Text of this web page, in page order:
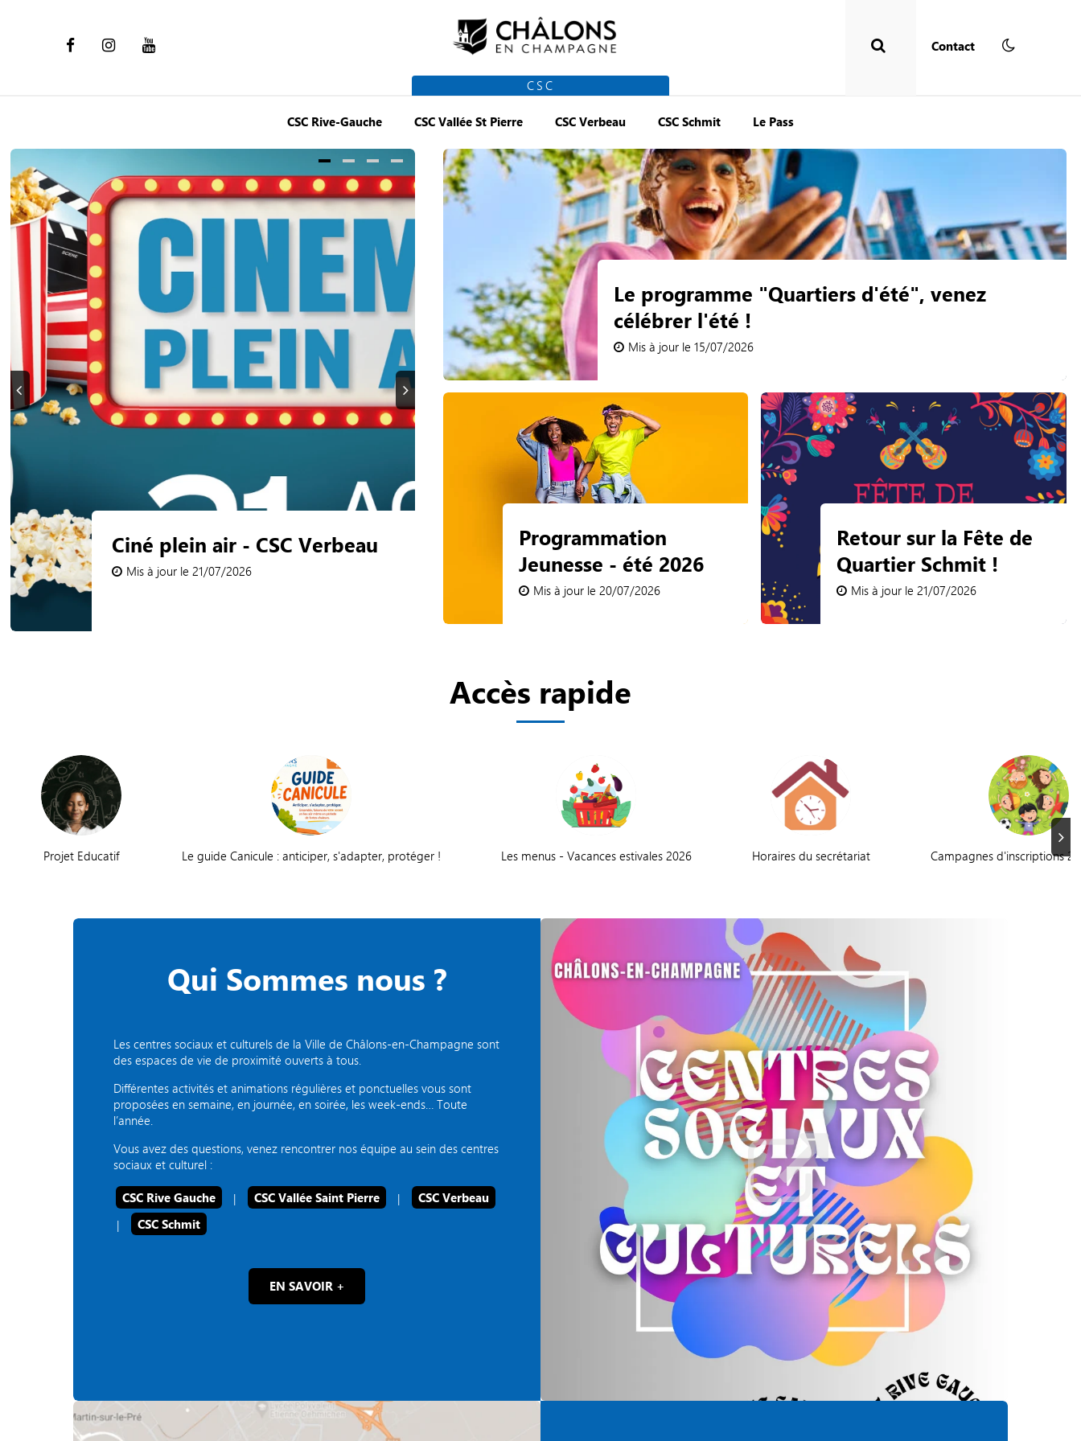
CSC
Contact
CSC Rive-Gauche CSC Vallée St Pierre CSC Verbeau CSC Schmit Le Pass
Précédent
Cet été venez bouger avec
Tempo ! CSC Schmit
Inscription vide-Greniers au
Square d'Orléans - CSC RG
Mis à jour le 20/07/2026
Vos plannings
!
Mis à jour le 30/06/2026
Suivant
Le programme "Quartiers d'été", venez
célébrer l'été !
Mis à jour le 15/07/2026
Retour sur la Fête de
Quartier Schmit !
Mis à jour le 21/07/2026
Programmation
Jeunesse - été 2026
Mis à jour le 20/07/2026
Accès rapide
Projet Educatif Le guide Canicule : anticiper, s'adapter, protéger ! Les menus - Vacances estivales 2026 Horaires du secrétariat Campagnes d'inscriptions
Qui Sommes nous ?
Les centres sociaux et culturels de la Ville de Châlons-en-Champagne sont
des espaces de vie de proximité ouverts à tous.
Différentes activités et animations régulières et ponctuelles vous sont
proposées en semaine, en journée, en soirée, les week-ends… Toute
l’année.
Vous avez des questions, venez rencontrer nos équipe au sein des centres
sociaux et culturel :
CSC Rive Gauche | CSC Vallée Saint Pierre |
CSC Verbeau
|
CSC Schmit
EN SAVOIR +